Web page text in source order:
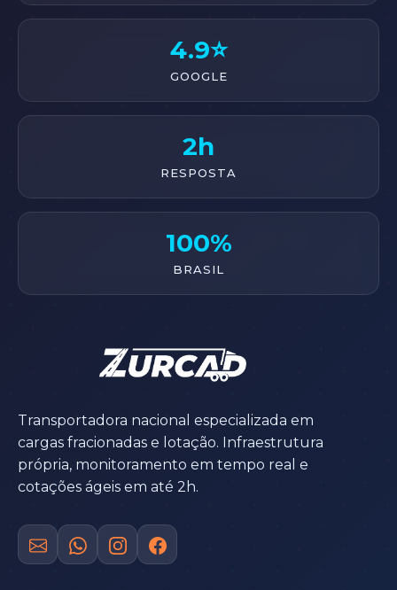
4.9⭐
GOOGLE
2h
RESPOSTA
100%
BRASIL
Transportadora nacional especializada em
cargas fracionadas e lotação. Infraestrutura
própria, monitoramento em tempo real e
cotações ágeis em até 2h.